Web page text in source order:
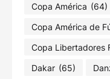
Copa América (64)
Copa América de
Copa Libertadores
Dakar (65)